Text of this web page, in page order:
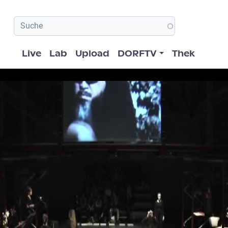
Hauptnavigation
Live Lab Upload DORFTV Thek